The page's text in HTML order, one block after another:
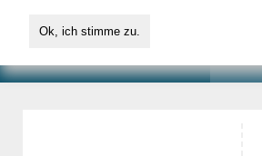
Ok, ich stimme zu.